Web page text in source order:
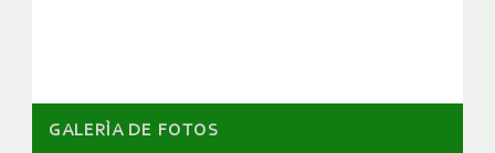
GALERÌA DE FOTOS